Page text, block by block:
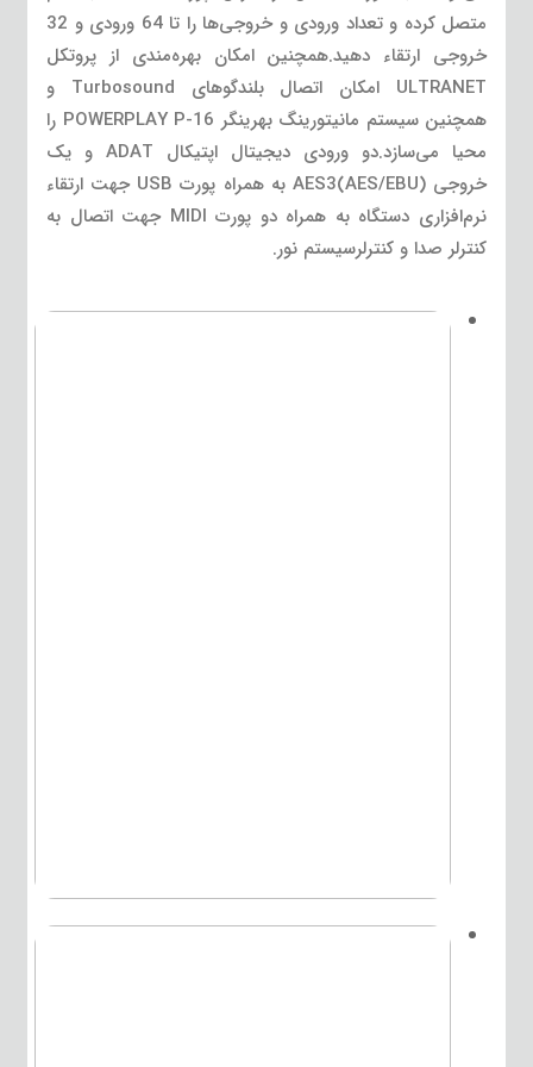
متصل کرده و تعداد ورودی و خروجی‌ها را تا 64 ورودی و 32
خروجی ارتقاء دهید.همچنین امکان بهره‌مندی از پروتکل
ULTRANET امکان اتصال بلندگوهای Turbosound و
همچنین سیستم مانیتورینگ بهرینگر POWERPLAY P-16 را
محیا می‌سازد.دو ورودی دیجیتال اپتیکال ADAT و یک
خروجی AES3(AES/EBU) به همراه پورت USB جهت ارتقاء
نرم‌افزاری دستگاه به همراه دو پورت MIDI جهت اتصال به
کنترلر صدا و کنترلرسیستم نور.